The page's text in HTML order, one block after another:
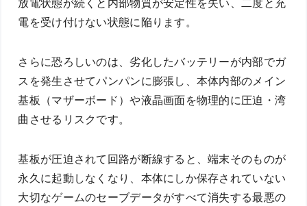
放電状態が続くと内部物質が安定性を失い、二度と充
電を受け付けない状態に陥ります。
さらに恐ろしいのは、劣化したバッテリーが内部でガ
スを発生させてパンパンに膨張し、本体内部のメイン
基板（マザーボード）や液晶画面を物理的に圧迫・湾
曲させるリスクです。
基板が圧迫されて回路が断線すると、端末そのものが
永久に起動しなくなり、本体にしか保存されていない
大切なゲームのセーブデータがすべて消失する最悪の